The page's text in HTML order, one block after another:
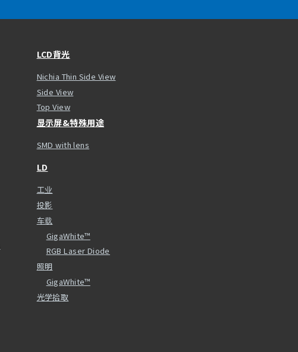
LCD背光
Nichia Thin Side View
Side View
Top View
显示屏&特殊用途
SMD with lens
LD
工业
投影
车载
GigaWhite™
RGB Laser Diode
照明
GigaWhite™
光学拾取